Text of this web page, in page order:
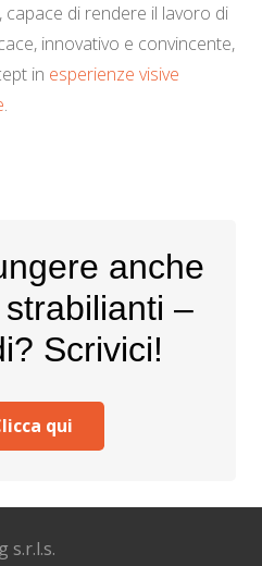
di rendere il lavoro di
innovativo e convincente,
in esperienze visive
.
anche
–
Scrivici!
qui
s.r.l.s.